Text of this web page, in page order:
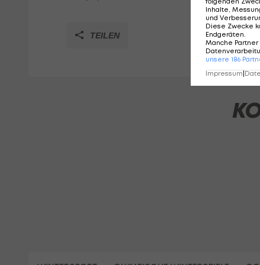
TEILEN
Inhalte,
und
Diese Zwecke
Endgeräten.
Manche
unsere 186
Impressum